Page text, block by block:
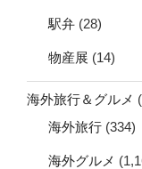
駅弁 (28)
物産展 (14)
海外旅行＆グルメ
海外旅行 (334)
海外グルメ